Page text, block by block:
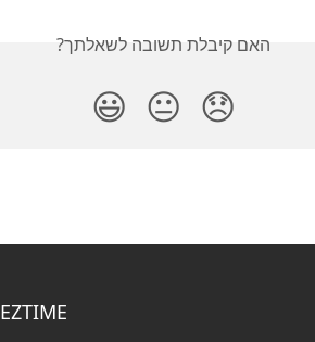
האם קיבלת תשובה לשאלתך?
😞
😐
😃
EZTIME מרכז עזרה